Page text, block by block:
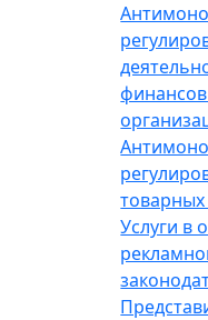
Услуги в